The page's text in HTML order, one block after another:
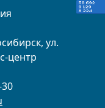
ул.
центр